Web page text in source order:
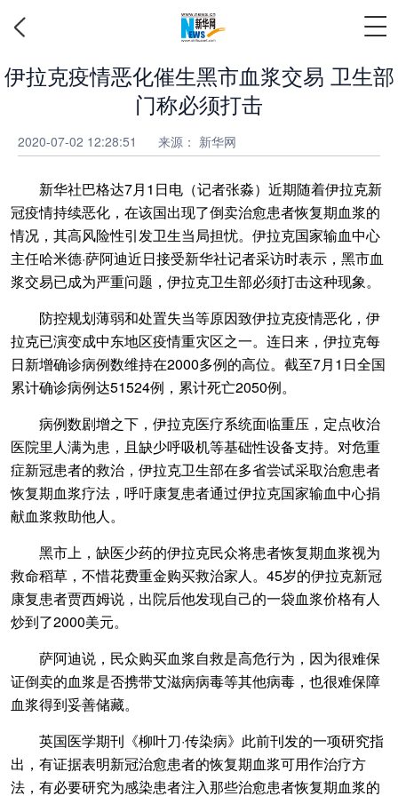
伊拉克疫情恶化催生黑市血浆交易 卫生部
门称必须打击
2020-07-02 12:28:51 来源： 新华网
新华社巴格达7月1日电（记者张淼）近期随着伊拉克新
冠疫情持续恶化，在该国出现了倒卖治愈患者恢复期血浆的
情况，其高风险性引发卫生当局担忧。伊拉克国家输血中心
主任哈米德·萨阿迪近日接受新华社记者采访时表示，黑市血
浆交易已成为严重问题，伊拉克卫生部必须打击这种现象。
防控规划薄弱和处置失当等原因致伊拉克疫情恶化，伊
拉克已演变成中东地区疫情重灾区之一。连日来，伊拉克每
日新增确诊病例数维持在2000多例的高位。截至7月1日全国
累计确诊病例达51524例，累计死亡2050例。
病例数剧增之下，伊拉克医疗系统面临重压，定点收治
医院里人满为患，且缺少呼吸机等基础性设备支持。对危重
症新冠患者的救治，伊拉克卫生部在多省尝试采取治愈患者
恢复期血浆疗法，呼吁康复患者通过伊拉克国家输血中心捐
献血浆救助他人。
黑市上，缺医少药的伊拉克民众将患者恢复期血浆视为
救命稻草，不惜花费重金购买救治家人。45岁的伊拉克新冠
康复患者贾西姆说，出院后他发现自己的一袋血浆价格有人
炒到了2000美元。
萨阿迪说，民众购买血浆自救是高危行为，因为很难保
证倒卖的血浆是否携带艾滋病病毒等其他病毒，也很难保障
血浆得到妥善储藏。
英国医学期刊《柳叶刀·传染病》此前刊发的一项研究指
出，有证据表明新冠治愈患者的恢复期血浆可用作治疗方
法，有必要研究为感染患者注入那些治愈患者恢复期血浆的